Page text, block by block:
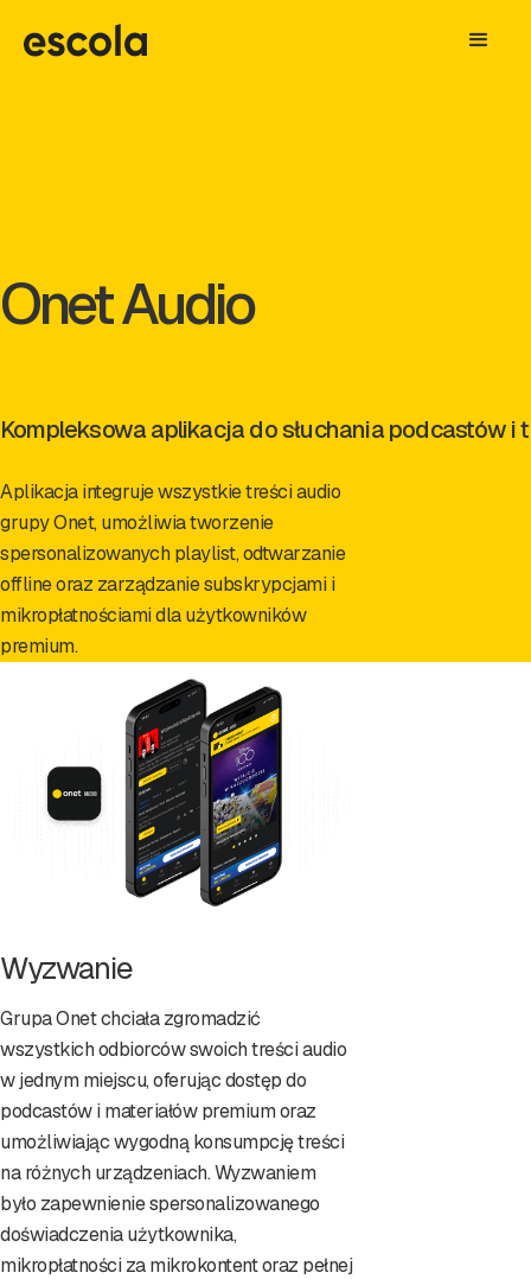
Onet Audio
Kompleksowa aplikacja do słuchania podcastów i
Aplikacja integruje wszystkie treści audio
grupy Onet, umożliwia tworzenie
spersonalizowanych playlist, odtwarzanie
offline oraz zarządzanie subskrypcjami i
mikropłatnościami dla użytkowników
premium.
Wyzwanie
Grupa Onet chciała zgromadzić
wszystkich odbiorców swoich treści audio
w jednym miejscu, oferując dostęp do
podcastów i materiałów premium oraz
umożliwiając wygodną konsumpcję treści
na różnych urządzeniach. Wyzwaniem
było zapewnienie spersonalizowanego
doświadczenia użytkownika,
mikropłatności za mikrokontent oraz pełnej